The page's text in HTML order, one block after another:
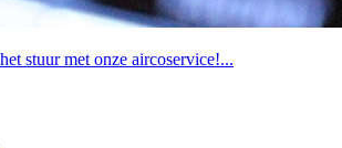
stuur met onze aircoservice!...